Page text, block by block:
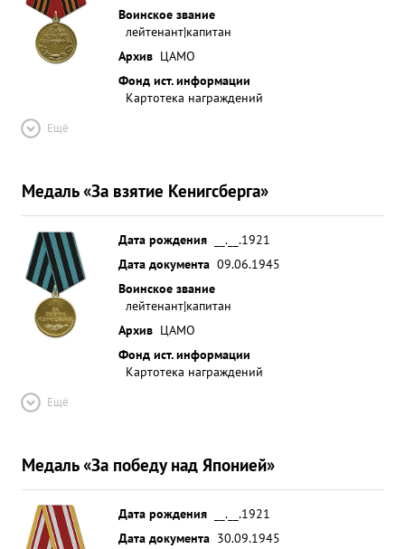
Воинское звание
лейтенант|капитан
Архив ЦАМО
Фонд ист. информации
Картотека награждений
Ещё
Медаль «За взятие Кенигсберга»
Дата рождения
__.__.1921
Дата документа 09.06.1945
Воинское звание
лейтенант|капитан
Архив ЦАМО
Фонд ист. информации
Картотека награждений
Ещё
Медаль «За победу над Японией»
Дата рождения
__.__.1921
Дата документа 30.09.1945